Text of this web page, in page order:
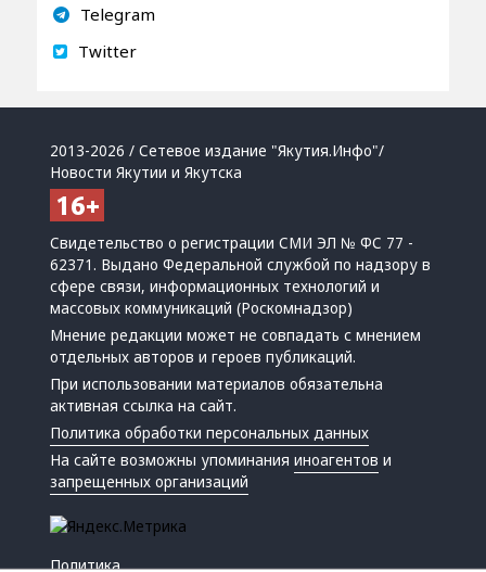
Telegram
Twitter
2013-2026 / Сетевое издание "Якутия.Инфо"/
Новости Якутии и Якутска
Свидетельство о регистрации СМИ ЭЛ № ФС 77 -
62371. Выдано Федеральной службой по надзору в
сфере связи, информационных технологий и
массовых коммуникаций (Роскомнадзор)
Мнение редакции может не совпадать с мнением
отдельных авторов и героев публикаций.
При использовании материалов обязательна
активная ссылка на сайт.
Политика обработки персональных данных
На сайте возможны упоминанияиноагентов и
запрещенных организаций
Политика